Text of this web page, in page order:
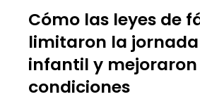
Cómo las leyes de
limitaron la
infantil y
condiciones